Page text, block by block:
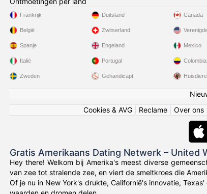
Frankrijk
België
Spanje
Italië
Zweden
Duitsland
Zwitserland
Engeland
Portugal
Gehandicapt
Canada
Mexico
Colombia
Cookies & AVG
Reclame Over ons
Gratis Amerikaans Dating Netwerk – United
Hey there! Welkom bij Amerika's meest diverse
van zee tot stralende zee, en viert de smeltkroes die
Of je nu in New York's drukte, Californië's innovatie,